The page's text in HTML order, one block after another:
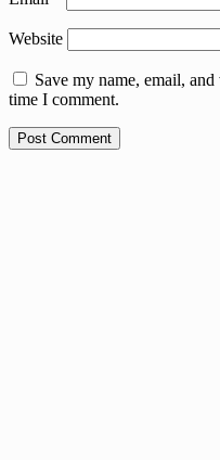
Website
Save my name, email,
time I comment.